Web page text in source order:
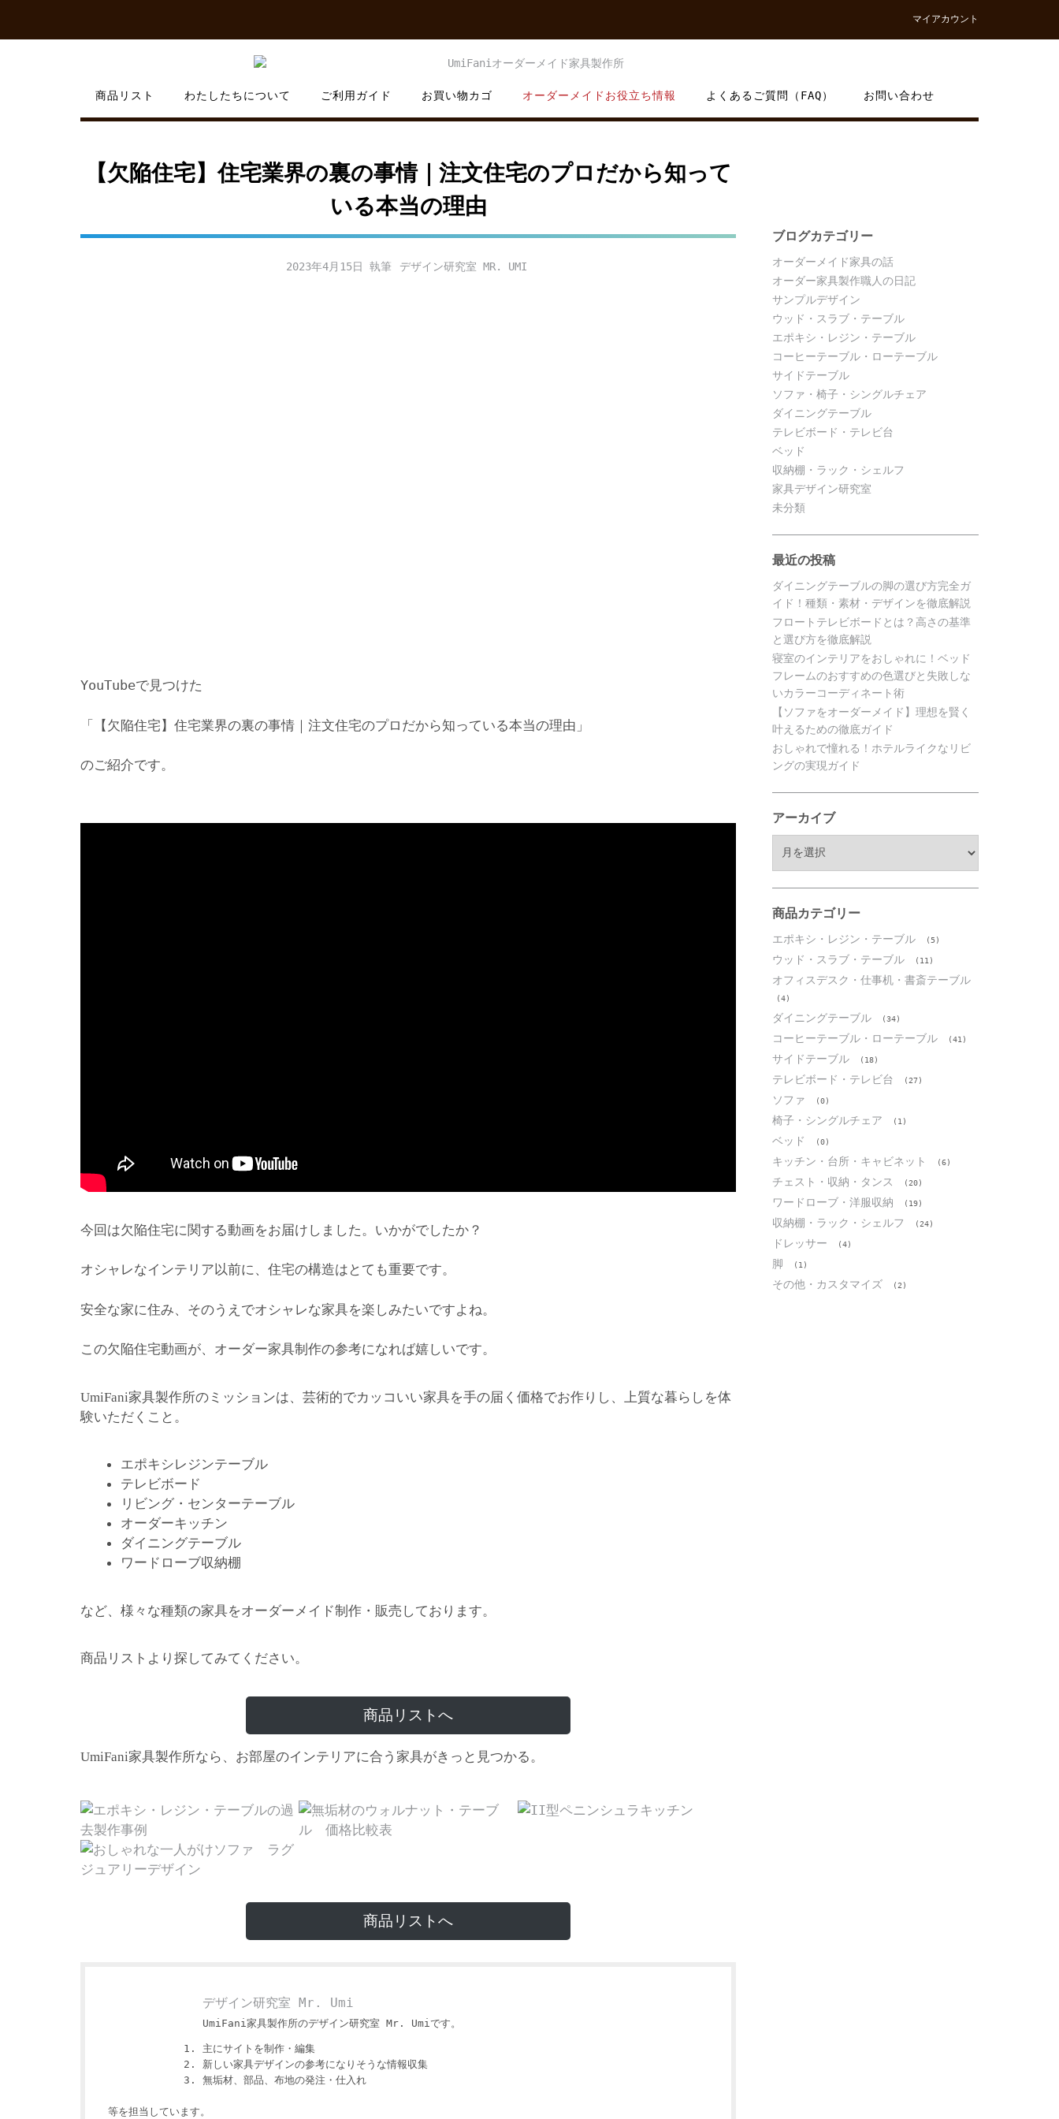
content
マイアカウント
商品リスト わたしたちについて ご利用ガイド お買い物カゴ オーダーメイドお役立ち情報 よくあるご質問（FAQ） お問い合わせ
【欠陥住宅】住宅業界の裏の事情｜注文住宅のプロだから知って
いる本当の理由
2023年4月15日 デザイン研究室 MR. UMI
YouTubeで見つけた
「【欠陥住宅】住宅業界の裏の事情｜注文住宅のプロだから知っている本当の理由」
のご紹介です。
今回は欠陥住宅に関する動画をお届けしました。いかがでしたか？
オシャレなインテリア以前に、住宅の構造はとても重要です。
安全な家に住み、そのうえでオシャレな家具を楽しみたいですよね。
この欠陥住宅動画が、オーダー家具制作の参考になれば嬉しいです。
UmiFani家具製作所のミッションは、芸術的でカッコいい家具を手の届く価格でお作りし、上質な暮らしを体
験いただくこと。
エポキシレジンテーブル
テレビボード
リビング・センターテーブル
オーダーキッチン
ダイニングテーブル
ワードローブ収納棚
など、様々な種類の家具をオーダーメイド制作・販売しております。
商品リストより探してみてください。
商品リストへ
UmiFani家具製作所なら、お部屋のインテリアに合う家具がきっと見つかる。
商品リストへ
デザイン研究室 Mr. Umi
UmiFani家具製作所のデザイン研究室 Mr. Umiです。
主にサイトを制作・編集
新しい家具デザインの参考になりそうな情報収集
無垢材、部品、布地の発注・仕入れ
等を担当しています。
ブログカテゴリー
オーダーメイド家具の話
オーダー家具製作職人の日記
サンプルデザイン
ウッド・スラブ・テーブル
エポキシ・レジン・テーブル
コーヒーテーブル・ローテーブル
サイドテーブル
ソファ・椅子・シングルチェア
ダイニングテーブル
テレビボード・テレビ台
ベッド
収納棚・ラック・シェルフ
家具デザイン研究室
未分類
最近の投稿
ダイニングテーブルの脚の選び方完全ガ
イド！種類・素材・デザインを徹底解説
フロートテレビボードとは？高さの基準
と選び方を徹底解説
寝室のインテリアをおしゃれに！ベッド
フレームのおすすめの色選びと失敗しな
いカラーコーディネート術
【ソファをオーダーメイド】理想を賢く
叶えるための徹底ガイド
おしゃれで憧れる！ホテルライクなリビ
ングの実現ガイド
アーカイブ
ブ
商品カテゴリー
エポキシ・レジン・テーブル (5)
ウッド・スラブ・テーブル (11)
オフィスデスク・仕事机・書斎テーブル
(4)
ダイニングテーブル (34)
コーヒーテーブル・ローテーブル (41)
サイドテーブル (18)
テレビボード・テレビ台 (27)
ソファ (0)
椅子・シングルチェア (1)
ベッド (0)
キッチン・台所・キャビネット (6)
チェスト・収納・タンス (20)
ワードローブ・洋服収納 (19)
収納棚・ラック・シェルフ (24)
ドレッサー (4)
脚 (1)
その他・カスタマイズ (2)